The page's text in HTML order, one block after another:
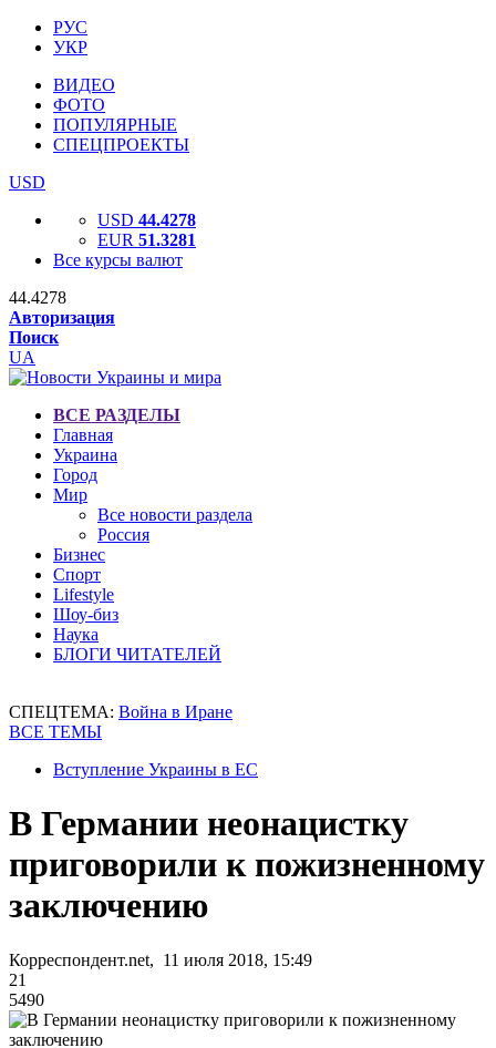
РУС
УКР
ВИДЕО
ФОТО
ПОПУЛЯРНЫЕ
СПЕЦПРОЕКТЫ
USD
USD 44.4278
EUR 51.3281
Все курсы валют
44.4278
Авторизация
Поиск
UA
ВСЕ РАЗДЕЛЫ
Главная
Украина
Город
Мир
Все новости раздела
Россия
Бизнес
Спорт
Lifestyle
Шоу-биз
Наука
БЛОГИ ЧИТАТЕЛЕЙ
СПЕЦТЕМА: Война в Иране
ВСЕ ТЕМЫ
Вступление Украины в ЕС
В Германии неонацистку
приговорили к пожизненному
заключению
Корреспондент.net, 11 июля 2018, 15:49
21
5490